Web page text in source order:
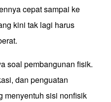
cepat sampai ke
kini tak lagi harus
soal pembangunan fisik.
dan penguatan
menyentuh sisi nonfisik